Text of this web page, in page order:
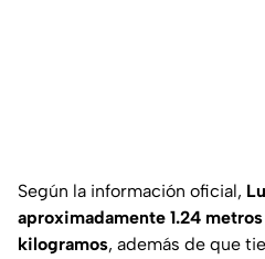
Según la información oficial,
aproximadamente 1.24
kilogramos, además de que